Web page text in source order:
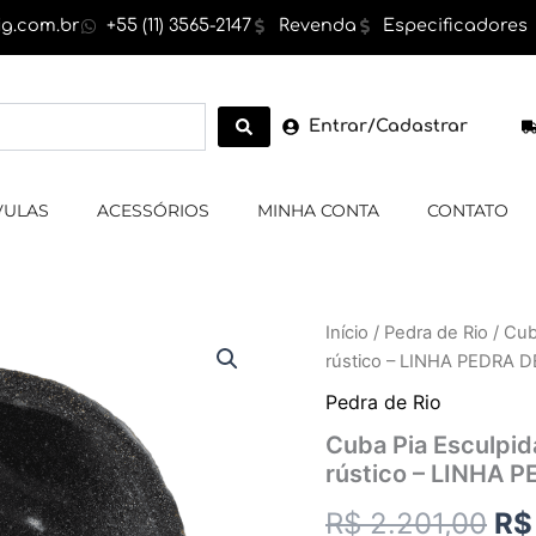
+55 (11) 3565-2147 Revenda Especificadores
Entrar/Cadastrar
ACESSÓRIOS MINHA CONTA CONTATO
Início / Pedra de Rio /
rústico – LINHA PEDRA
Pedra de Rio
Cuba Pia
rústico – LINHA
R$2.201,00
O
R$
Cuba
Pia
em
de
Rio,
cinza,exterior